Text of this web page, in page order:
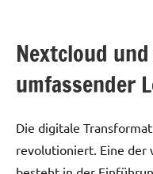
Nextcloud
umfassender
Die digitale
revolutioniert. Eine der